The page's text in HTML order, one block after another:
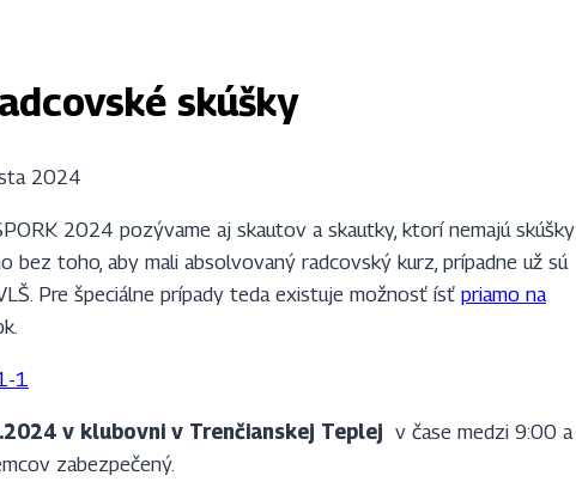
skúšky
2024
2024 pozývame aj skautov a skautky, ktorí nemajú skúšky
bez toho, aby mali absolvovaný radcovský kurz, prípadne už sú
Pre špeciálne prípady teda existuje možnosť ísť priamo na
1
v klubovni v Trenčianskej Teplej v čase medzi 9:00 a
zabezpečený.